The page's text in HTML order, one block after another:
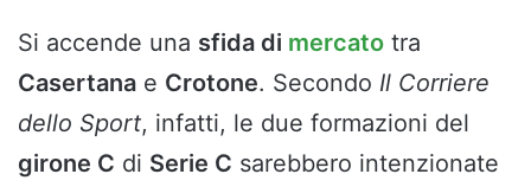
Si accende una sfida di mercato tra
Casertana e Crotone. Secondo Il Corriere
dello Sport, infatti, le due formazioni del
girone C di Serie C sarebbero intenzionate